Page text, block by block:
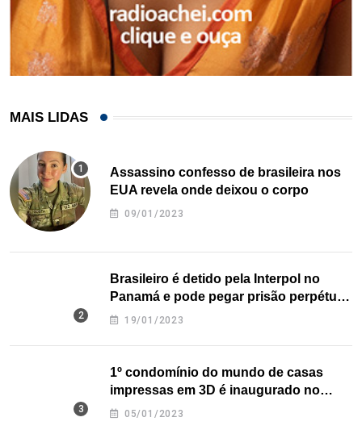
MAIS LIDAS
Assassino confesso de brasileira nos
EUA revela onde deixou o corpo
09/01/2023
Brasileiro é detido pela Interpol no
Panamá e pode pegar prisão perpétua
nos EUA
19/01/2023
1º condomínio do mundo de casas
impressas em 3D é inaugurado no
Texas
05/01/2023